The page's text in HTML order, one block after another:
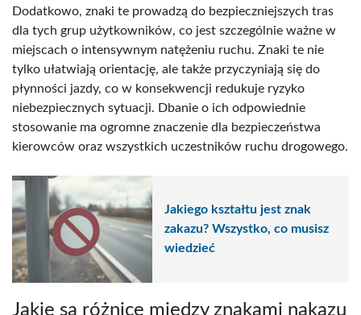
Dodatkowo, znaki te prowadzą do bezpieczniejszych tras
dla tych grup użytkowników, co jest szczególnie ważne w
miejscach o intensywnym natężeniu ruchu. Znaki te nie
tylko ułatwiają orientację, ale także przyczyniają się do
płynności jazdy, co w konsekwencji redukuje ryzyko
niebezpiecznych sytuacji. Dbanie o ich odpowiednie
stosowanie ma ogromne znaczenie dla bezpieczeństwa
kierowców oraz wszystkich uczestników ruchu drogowego.
Jakiego kształtu jest znak
zakazu? Wszystko, co musisz
wiedzieć
Jakie są różnice między znakami nakazu